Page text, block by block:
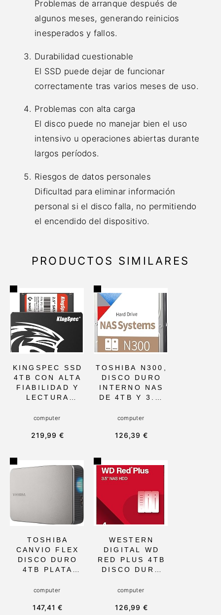
Problemas de arranque después de
algunos meses, generando reinicios
inesperados y fallos.
Durabilidad cuestionable
El SSD puede dejar de funcionar
correctamente tras varios meses de uso.
Problemas con alta carga
El disco puede no manejar bien el uso
intensivo u operaciones abiertas durante
largos períodos.
Riesgos de datos personales
Dificultad para eliminar información
personal si el disco falla, no permitiendo
el encendido del dispositivo.
PRODUCTOS SIMILARES
KINGSPEC SSD
4TB CON ALTA
FIABILIDAD Y
LECTURA
560MB/S - 2.5,
COMPATIBLE
PORTÁTILES Y
SMARTPHONES
, IDEAL PARA
MEJORAR SU
DESEMPEÑO
computer
219,99 €
TOSHIBA N300,
DISCO DURO
INTERNO NAS
DE 4TB Y 3.5,
128MB Y
24/7,
TEMPERATURA
S PARA
DOMÉSTICOS Y
PEQUEÑAS
EMPRESAS
computer
126,39 €
TOSHIBA
CANVIO FLEX
DISCO DURO
4TB PLATA
USB-C, 5400
MULTIMEDIA
computer
147,41 €
WESTERN
DIGITAL WD
RED PLUS 4TB
DISCO DURO
3,5, 5400 RPM,
256MB DE
computer
126,99 €